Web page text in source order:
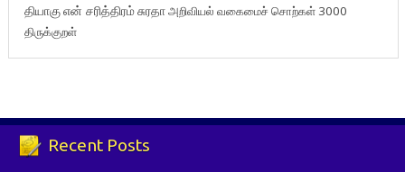
தியாகுஎன் சரித்திரம்சுரதாஅறிவியல் வகைமைச் சொற்கள் 3000
திருக்குறள்
Recent Posts